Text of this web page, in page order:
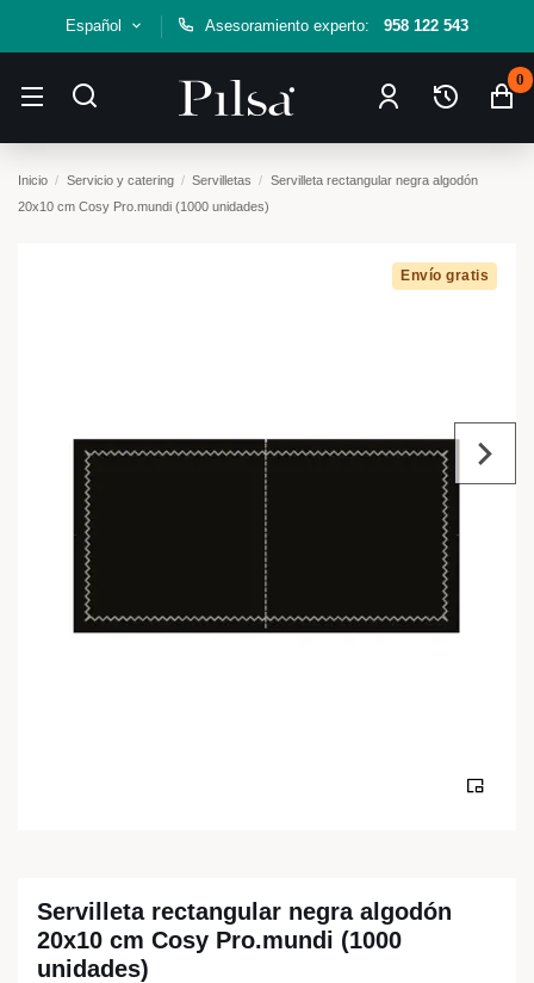
Español Asesoramiento experto: 958 122 543
0
Inicio Servicio y catering Servilletas
Servilleta rectangular negra algodón
20x10 cm Cosy Pro.mundi (1000 unidades)
Envío gratis
Servilleta rectangular negra algodón
20x10 cm Cosy Pro.mundi (1000
unidades)